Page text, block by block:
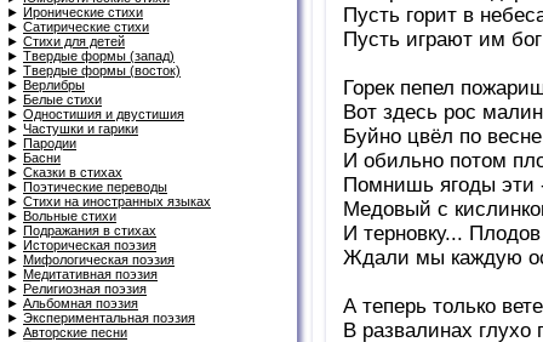
► Иронические стихи
► Сатирические стихи
► Стихи для детей
► Твердые формы (запад)
► Твердые формы (восток)
► Верлибры
► Белые стихи
► Одностишия и двустишия
► Частушки и гарики
► Пародии
► Басни
► Сказки в стихах
► Поэтические переводы
► Стихи на иностранных языках
► Вольные стихи
► Подражания в стихах
► Историческая поэзия
► Мифологическая поэзия
► Медитативная поэзия
► Религиозная поэзия
► Альбомная поэзия
► Экспериментальная поэзия
► Авторские песни
Пусть горит в
Пусть играют им
Горек пепел
Вот здесь рос
Буйно цвёл по
И обильно потом
Помнишь ягоды эти
Медовый с
И терновку...
Ждали мы каждую
А теперь только
В развалинах глухо